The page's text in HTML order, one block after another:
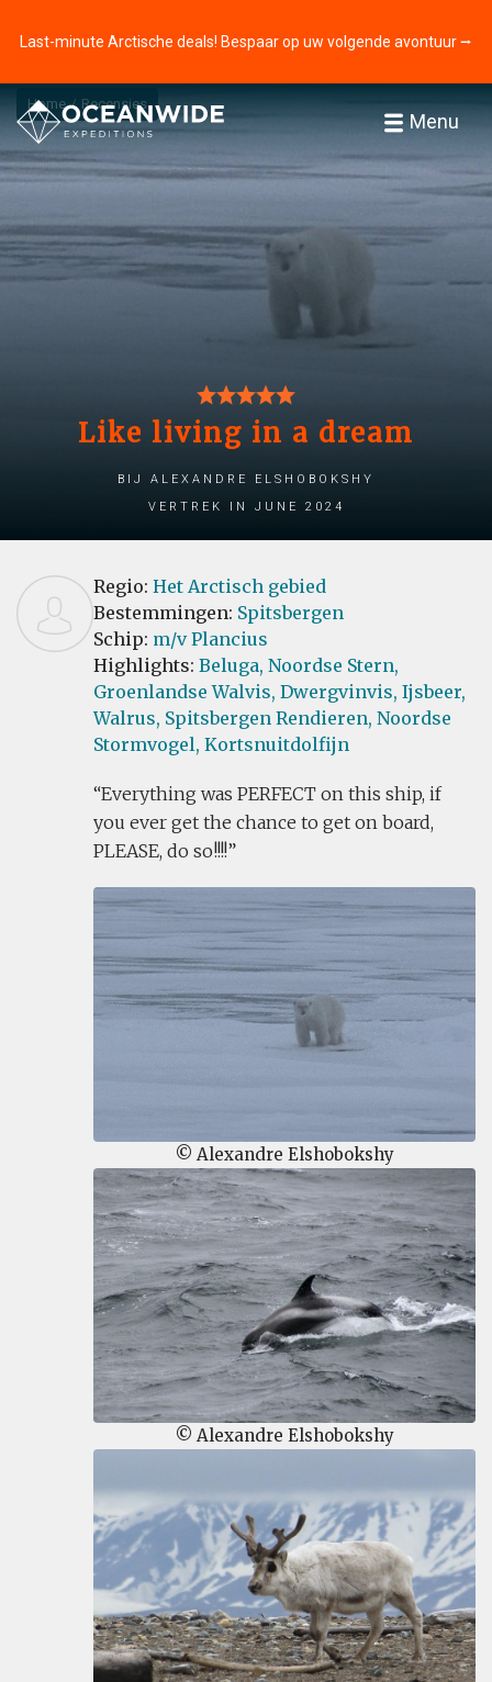
Last-minute Arctische deals! Bespaar op uw volgende avontuur ⭢
Menu
Home Recensies
Like living in a dream
bij Alexandre Elshobokshy
Vertrek in June 2024
Regio: Het Arctisch gebied
Bestemmingen: Spitsbergen
Schip: m/v Plancius
Highlights: Beluga, Noordse Stern,
Groenlandse Walvis, Dwergvinvis, Ijsbeer,
Walrus, Spitsbergen Rendieren, Noordse
Stormvogel, Kortsnuitdolfijn
Everything was PERFECT on this ship, if
you ever get the chance to get on board,
PLEASE, do so!!!!
© Alexandre Elshobokshy
© Alexandre Elshobokshy